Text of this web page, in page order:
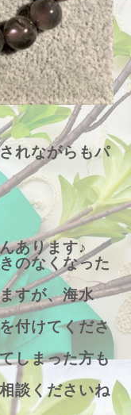
れながらもパ
あります♪
のなくなった
すが、海水
付けてくださ
しまった方も
談くださいね